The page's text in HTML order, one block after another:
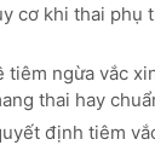
cơ khi thai phụ
tiêm ngừa vắc
thai hay
định tiêm